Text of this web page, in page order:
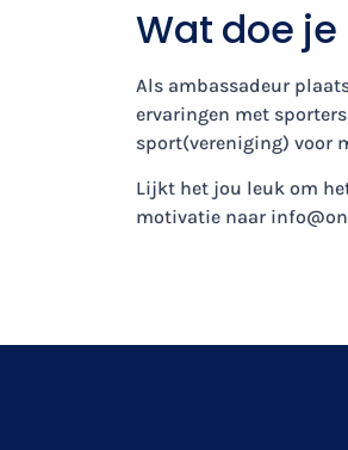
Wat doe
Als ambassadeur
ervaringen met
sport(vereniging) voor
Lijkt het jou leuk om
motivatie naar